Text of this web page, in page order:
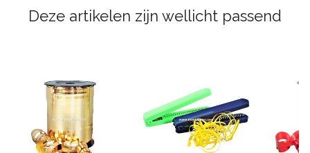
Deze artikelen zijn wellicht passend